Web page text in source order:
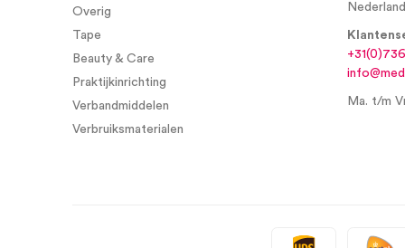
Overig
Tape
Beauty & Care
Praktijkinrichting
Verbandmiddelen
Verbruiksmaterialen
Nederland
Ma. t/m